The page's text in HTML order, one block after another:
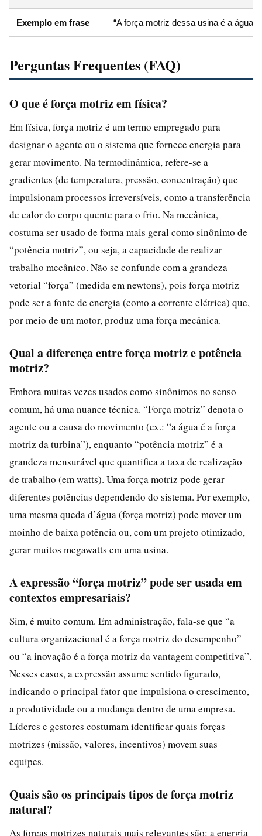
Exemplo em frase “A força motriz dessa usina é a água
Perguntas Frequentes (FAQ)
O que é força motriz em física?
Em física, força motriz é um termo empregado para
designar o agente ou o sistema que fornece energia para
gerar movimento. Na termodinâmica, refere-se a
gradientes (de temperatura, pressão, concentração) que
impulsionam processos irreversíveis, como a transferência
de calor do corpo quente para o frio. Na mecânica,
costuma ser usado de forma mais geral como sinônimo de
“potência motriz”, ou seja, a capacidade de realizar
trabalho mecânico. Não se confunde com a grandeza
vetorial “força” (medida em newtons), pois força motriz
pode ser a fonte de energia (como a corrente elétrica) que,
por meio de um motor, produz uma força mecânica.
Qual a diferença entre força motriz e potência
motriz?
Embora muitas vezes usados como sinônimos no senso
comum, há uma nuance técnica. “Força motriz” denota o
agente ou a causa do movimento (ex.: “a água é a força
motriz da turbina”), enquanto “potência motriz” é a
grandeza mensurável que quantifica a taxa de realização
de trabalho (em watts). Uma força motriz pode gerar
diferentes potências dependendo do sistema. Por exemplo,
uma mesma queda d’água (força motriz) pode mover um
moinho de baixa potência ou, com um projeto otimizado,
gerar muitos megawatts em uma usina.
A expressão “força motriz” pode ser usada em
contextos empresariais?
Sim, é muito comum. Em administração, fala-se que “a
cultura organizacional é a força motriz do desempenho”
ou “a inovação é a força motriz da vantagem competitiva”.
Nesses casos, a expressão assume sentido figurado,
indicando o principal fator que impulsiona o crescimento,
a produtividade ou a mudança dentro de uma empresa.
Líderes e gestores costumam identificar quais forças
motrizes (missão, valores, incentivos) movem suas
equipes.
Quais são os principais tipos de força motriz
natural?
As forças motrizes naturais mais relevantes são: a energia